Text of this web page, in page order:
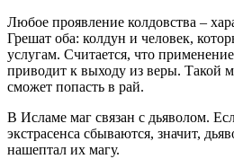
Любое проявление колдовства –
Грешат оба: колдун и человек,
услугам. Считается, что
приводит к выходу из веры. Такой
сможет попасть в рай.
В Исламе маг связан с дьяволом.
экстрасенса сбываются, значит,
нашептал их магу.